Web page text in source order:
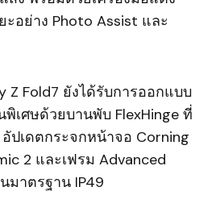
อย่าง Photo Assist และ
Z Fold7 ยังได้รับการออกแบบ
เศษด้วยบานพับ FlexHinge ที่
ปเดตกระจกหน้าจอ Corning
2 และเฟรม Advanced
มาตรฐาน IP49